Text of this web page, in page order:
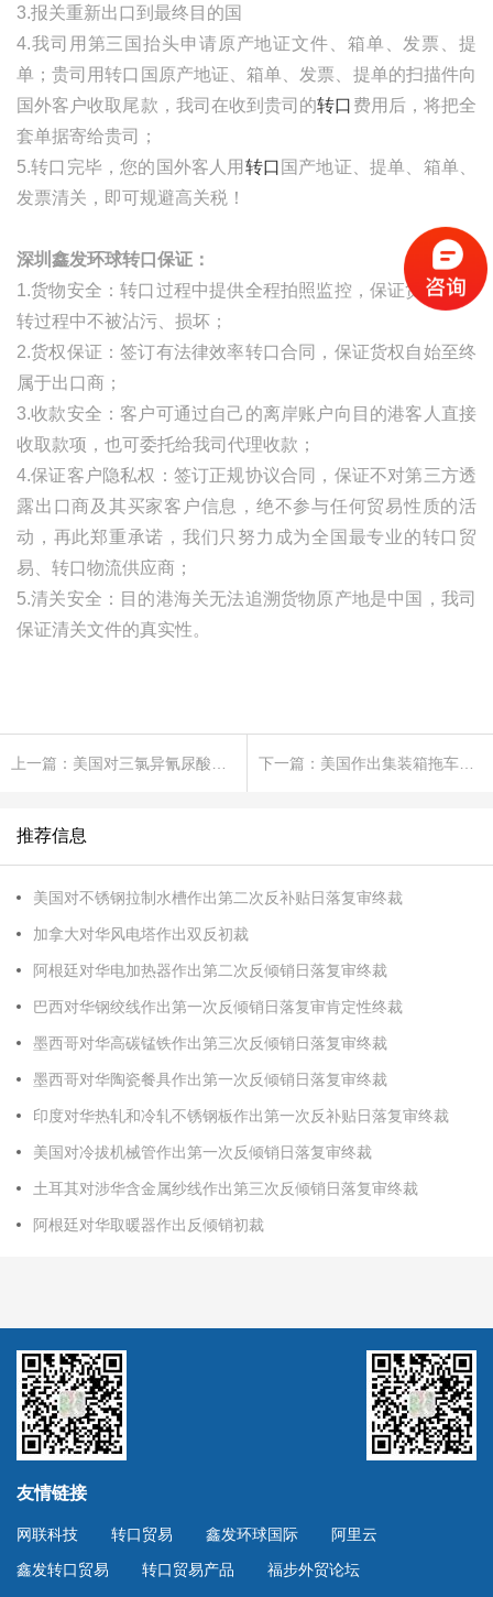
3.报关重新出口到最终目的国
4.我司用第三国抬头申请原产地证文件、箱单、发票、提
单；贵司用转口国原产地证、箱单、发票、提单的扫描件向
国外客户收取尾款，我司在收到贵司的转口 费用后，将把全
套单据寄给贵司；
5.转口完毕，您的国外客人用 转口 国产地证、提单、箱单、
发票清关，即可规避高关税！
深圳鑫发环球转口保证：
1.货物安全：转口过程中提供全程拍照监控，保证货物在中
转过程中不被沾污、损坏；
2.货权保证：签订有法律效率转口合同，保证货权自始至终
属于出口商；
3.收款安全：客户可通过自己的离岸账户向目的港客人直接
收取款项，也可委托给我司代理收款；
4.保证客户隐私权：签订正规协议合同，保证不对第三方透
露出口商及其买家客户信息，绝不参与任何贸易性质的活
动，再此郑重承诺，我们只努力成为全国最专业的转口贸
易、转口物流供应商；
5.清关安全：目的港海关无法追溯货物原产地是中国，我司
保证清关文件的真实性。
推荐信息
美国对不锈钢拉制水槽作出第二次反补贴日落复审终裁
加拿大对华风电塔作出双反初裁
阿根廷对华电加热器作出第二次反倾销日落复审终裁
巴西对华钢绞线作出第一次反倾销日落复审肯定性终裁
墨西哥对华高碳锰铁作出第三次反倾销日落复审终裁
墨西哥对华陶瓷餐具作出第一次反倾销日落复审终裁
印度对华热轧和冷轧不锈钢板作出第一次反补贴日落复审终裁
美国对冷拔机械管作出第一次反倾销日落复审终裁
土耳其对涉华含金属纱线作出第三次反倾销日落复审终裁
阿根廷对华取暖器作出反倾销初裁
友情链接
网联科技 转口贸易 鑫发环球国际
阿里云
鑫发转口贸易
转口贸易产品
福步外贸论坛